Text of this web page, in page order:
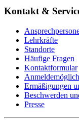
Kontakt &
Lehrkräfte
Standorte
Häufige Fragen
Kontaktformular
Ermäßigungen
Beschwerden
Presse